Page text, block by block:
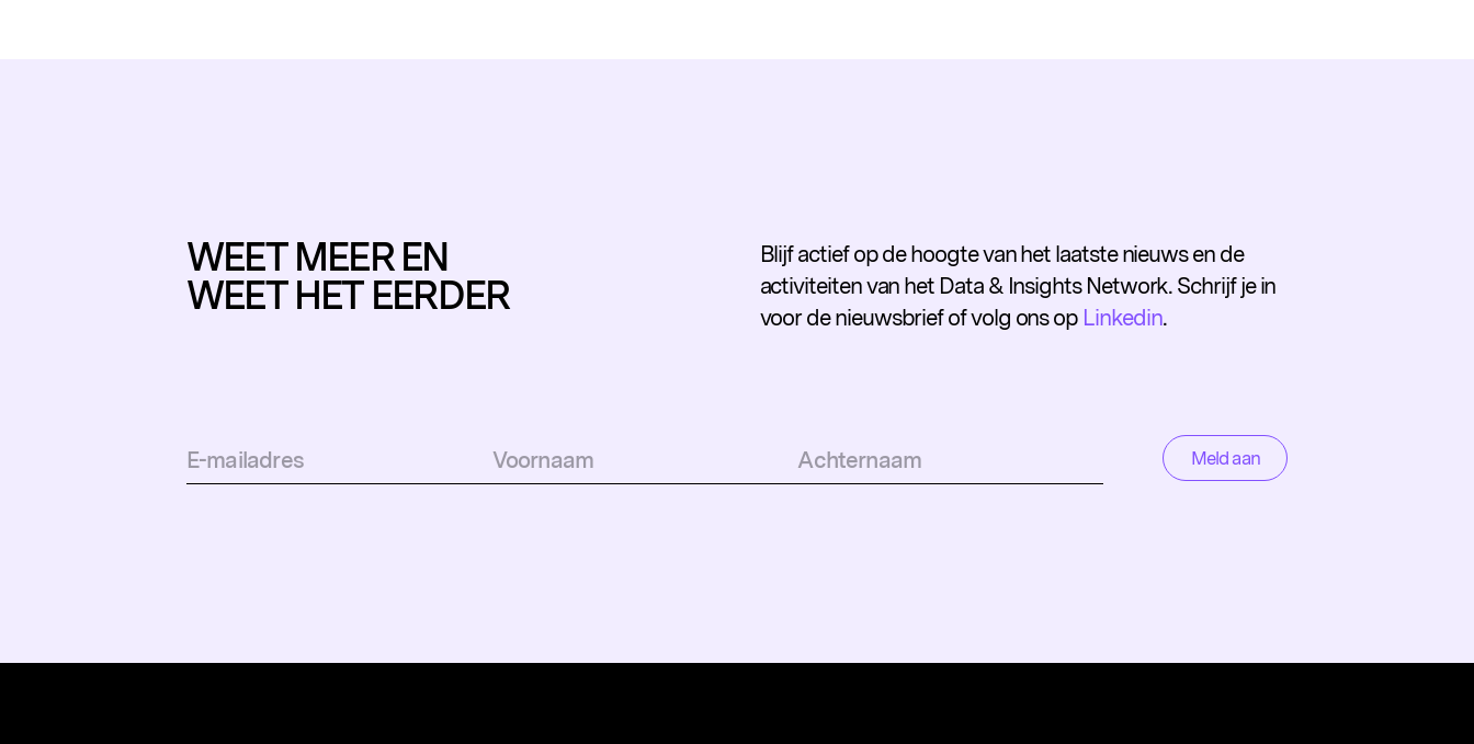
WEET MEER EN
WEET HET EERDER
Blijf actief op de hoogte van het laatste nieuws en de
activiteiten van het Data & Insights Network. Schrijf je in
voor de nieuwsbrief of volg ons op Linkedin.